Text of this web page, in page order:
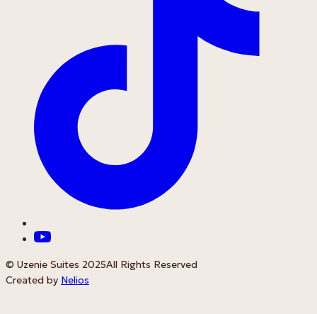
© Uzenie Suites 2025All Rights Reserved
Created by Nelios